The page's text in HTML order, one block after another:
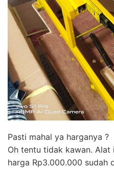
Pasti mahal ya harganya ?
Oh tentu tidak kawan.
harga Rp3.000.000 sudah